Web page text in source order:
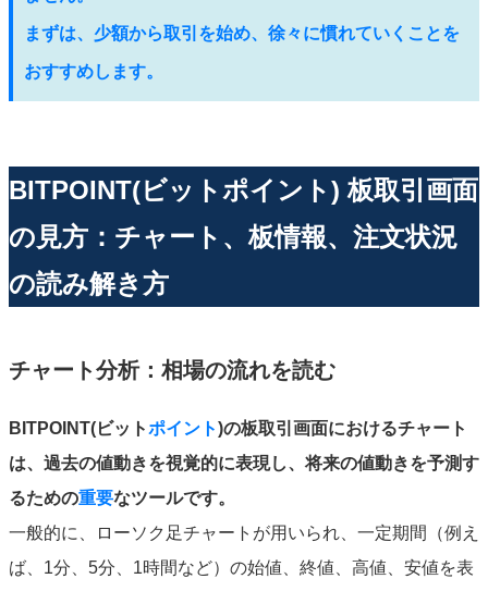
まずは、少額から取引を始め、徐々に慣れていくことを
おすすめします。
BITPOINT(ビットポイント) 板取引画面
の見方：チャート、板情報、注文状況
の読み解き方
チャート分析：相場の流れを読む
BITPOINT(ビットポイント)の板取引画面におけるチャート
は、過去の値動きを視覚的に表現し、将来の値動きを予測す
るための重要なツールです。
一般的に、ローソク足チャートが用いられ、一定期間（例え
ば、1分、5分、1時間など）の始値、終値、高値、安値を表